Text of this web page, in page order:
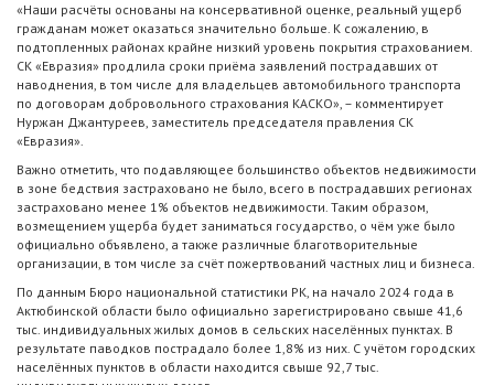
«Наши расчёты основаны на консервативной оценке, реальный ущерб
гражданам может оказаться значительно больше. К сожалению, в
подтопленных районах крайне низкий уровень покрытия страхованием.
СК «Евразия» продлила сроки приёма заявлений пострадавших от
наводнения, в том числе для владельцев автомобильного транспорта
по договорам добровольного страхования КАСКО», – комментирует
Нуржан Джантуреев, заместитель председателя правления СК
«Евразия».
Важно отметить, что подавляющее большинство объектов недвижимости
в зоне бедствия застраховано не было, всего в пострадавших регионах
застраховано менее 1% объектов недвижимости. Таким образом,
возмещением ущерба будет заниматься государство, о чём уже было
официально объявлено, а также различные благотворительные
организации, в том числе за счёт пожертвований частных лиц и бизнеса.
По данным Бюро национальной статистики РК, на начало 2024 года в
Актюбинской области было официально зарегистрировано свыше 41,6
тыс. индивидуальных жилых домов в сельских населённых пунктах. В
результате паводков пострадало более 1,8% из них. С учётом городских
населённых пунктов в области находится свыше 92,7 тыс.